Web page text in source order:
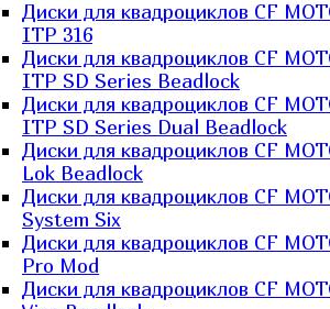
Диски для квадроциклов CF
ITP 316
Диски для квадроциклов CF
ITP SD Series Beadlock
Диски для квадроциклов CF
ITP SD Series Dual Beadlock
Диски для квадроциклов CF
Lok Beadlock
Диски для квадроциклов CF
System Six
Диски для квадроциклов CF
Pro Mod
Диски для квадроциклов CF